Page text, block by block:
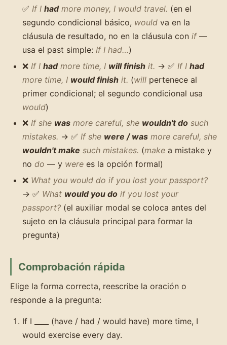
✅ If I hadmore money, I would travel. (en el
segundo condicional básico, would va en la
cláusula de resultado, no en la cláusula con if—
usa el past simple: If I had…)
❌ If I hadmore time, I will finish it. → ✅ If I had
more time, I would finish it. (will pertenece al
primer condicional; el segundo condicional usa
would)
❌ If she was more careful, she wouldn't do such
mistakes. → ✅ If she were / was more careful, she
wouldn't make such mistakes. (make a mistake y
no do — y were es la opción formal)
❌ What you would do if you lost your passport?
→ ✅ What would you do if you lost your
passport? (el auxiliar modal se coloca antes del
sujeto en la cláusula principal para formar la
pregunta)
Comprobación rápida
Elige la forma correcta, reescribe la oración o
responde a la pregunta:
If I ____ (have / had / would have) more time, I
would exercise every day.